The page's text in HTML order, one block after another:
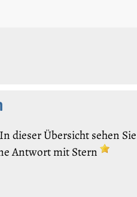
dieser Übersicht sehen Sie
Antwort mit Stern